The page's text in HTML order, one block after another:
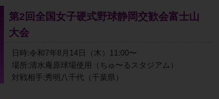
第2回全国女子硬式野球静岡交歓会富士山
大会
日時:令和7年8月14日（木）11:00〜
場所:清水庵原球場使用（ちゅ〜るスタジアム）
対戦相手:秀明八千代（千葉県）